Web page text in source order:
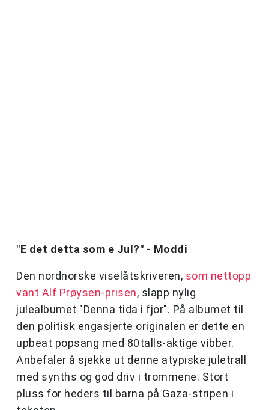
"E det detta som e Jul?" - Moddi
Den nordnorske viselåtskriveren, som nettopp
vant Alf Prøysen-prisen, slapp nylig
julealbumet "Denna tida i fjor". På albumet til
den politisk engasjerte originalen er dette en
upbeat popsang med 80talls-aktige vibber.
Anbefaler å sjekke ut denne atypiske juletrall
med synths og god driv i trommene. Stort
pluss for heders til barna på Gaza-stripen i